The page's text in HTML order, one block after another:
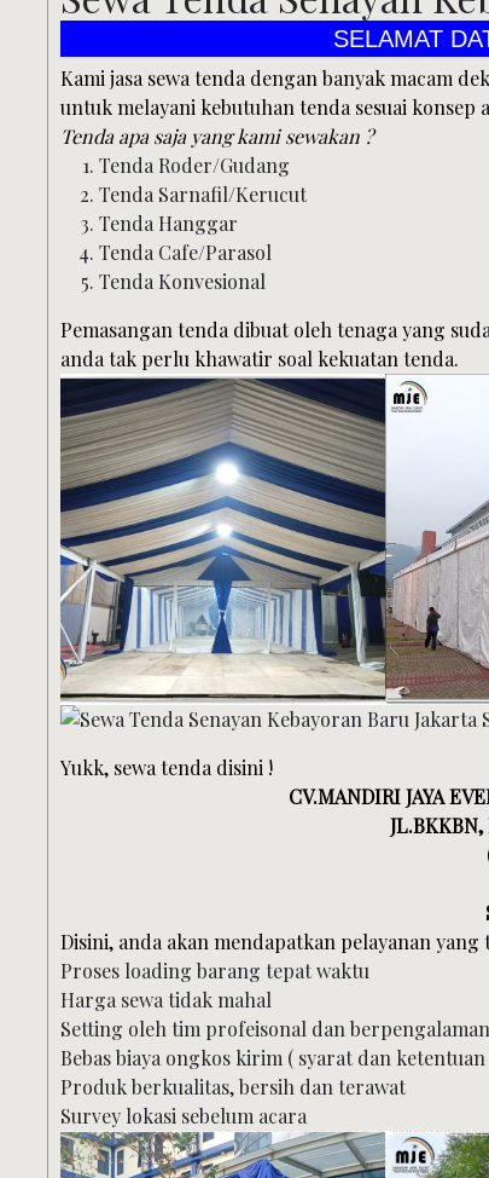
SELAMAT DATANG
Kami jasa sewa tenda dengan banyak macam
untuk melayani kebutuhan tenda sesuai konsep
Tenda apa saja yang kami sewakan ?
Tenda Roder/Gudang
Tenda Sarnafil/Kerucut
Tenda Hanggar
Tenda Cafe/Parasol
Tenda Konvesional
Pemasangan tenda dibuat oleh tenaga yang
anda tak perlu khawatir soal kekuatan tenda.
Yukk, sewa tenda disini !
CV.MANDIRI JAYA
JL.BKKBN,
Disini, anda akan mendapatkan pelayanan yang
Proses loading barang tepat waktu
Harga sewa tidak mahal
Setting oleh tim profeisonal dan berpengalaman
Bebas biaya ongkos kirim ( syarat dan
Produk berkualitas, bersih dan terawat
Survey lokasi sebelum acara